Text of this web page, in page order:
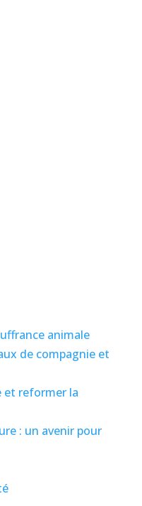
animale
de compagnie et
et reformer la
: un avenir pour